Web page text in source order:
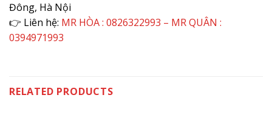
Đông, Hà Nội
👉 Liên hệ: MR HÒA : 0826322993 – MR QUÂN :
0394971993
RELATED PRODUCTS